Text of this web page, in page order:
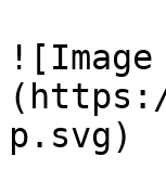
(https://
p.svg)